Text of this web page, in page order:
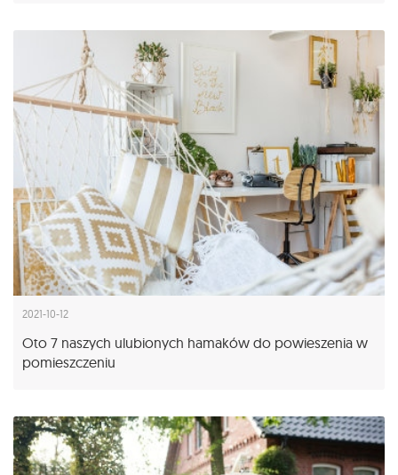
2021-10-12
Oto 7 naszych ulubionych hamaków do powieszenia w
pomieszczeniu